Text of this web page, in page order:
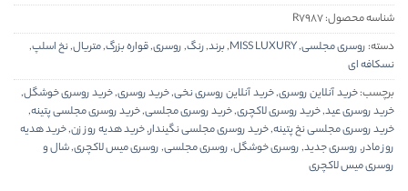
شناسه محصول:R7987
دسته: روسری مجلسی,
MISS LUXURY
,برند,رنگ,روسری,قواره بزرگ,متریال,نخ اسلپ,
نسکافه ای
برچسب:خرید آنلاین روسری,خرید آنلاین روسری نخی,خرید روسری,خرید روسری خوشگل,
خرید روسری عید,خرید روسری لاکچری,خرید روسری مجلسی,خرید روسری مجلسی پتینه,
خرید روسری مجلسی نخ پتینه,خرید روسری مجلسی نگیندار,خرید هدیه روز زن,خرید هدیه
روز مادر,روسری جدید,روسری خوشگل,روسری مجلسی,روسری میس لاکچری,شال و
روسری میس لاکچری